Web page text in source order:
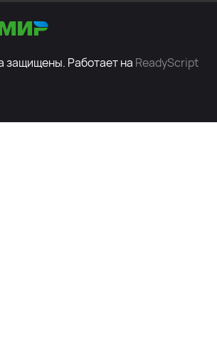
защищены. Работает на ReadyScript